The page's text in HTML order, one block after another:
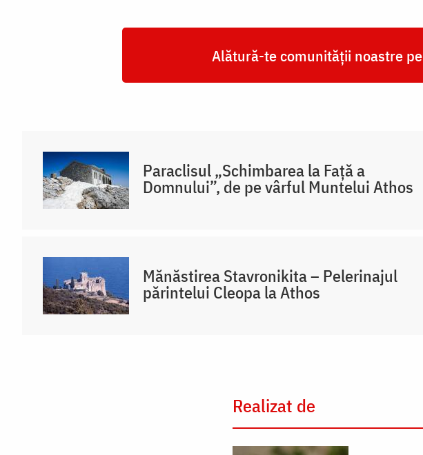
Alătură-te comunității noastre pe
Paraclisul „Schimbarea la Față a
Domnului”, de pe vârful Muntelui Athos
Mănăstirea Stavronikita – Pelerinajul
părintelui Cleopa la Athos
Realizat de